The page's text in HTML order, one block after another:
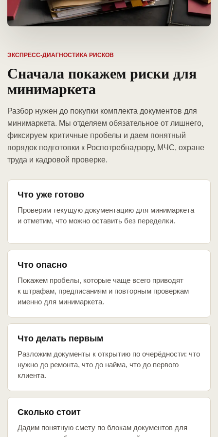
ЭКСПРЕСС-ДИАГНОСТИКА РИСКОВ
Сначала покажем риски для
минимаркета
Разбор нужен до покупки комплекта документов для
минимаркета. Мы отделяем обязательное от лишнего,
фиксируем критичные пробелы и даем понятный
порядок подготовки к Роспотребнадзору, МЧС, охране
труда и кадровой проверке.
Что уже готово
Проверим текущую документацию для минимаркета
и отметим, что можно оставить без переделки.
Что опасно
Покажем пробелы, которые чаще всего приводят
к штрафам, предписаниям и повторным проверкам
именно для минимаркета.
Что делать первым
Разложим документы к открытию по очерёдности: что
нужно до ремонта, что до найма, что до первого
клиента.
Сколько стоит
Дадим понятную смету по блокам документов для